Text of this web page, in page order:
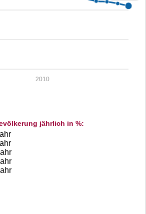
2010
jährlich in %: